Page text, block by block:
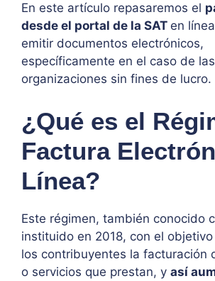
En este artículo repasaremos el
desde el portal de la SAT en
emitir documentos electrónicos,
específicamente en el caso de las
organizaciones sin fines de lucro.
¿Qué es el
Factura
Línea?
Este régimen, también conocido
instituido en 2018, con el
los contribuyentes la facturación
o servicios que prestan, y así